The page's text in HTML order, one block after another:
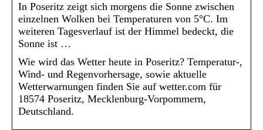
In Poseritz zeigt sich morgens die Sonne zwischen
einzelnen Wolken bei Temperaturen von 5°C. Im
weiteren Tagesverlauf ist der Himmel bedeckt, die
Sonne ist …
Wie wird das Wetter heute in Poseritz? Temperatur-,
Wind- und Regenvorhersage, sowie aktuelle
Wetterwarnungen finden Sie auf wetter.com für
18574 Poseritz, Mecklenburg-Vorpommern,
Deutschland.